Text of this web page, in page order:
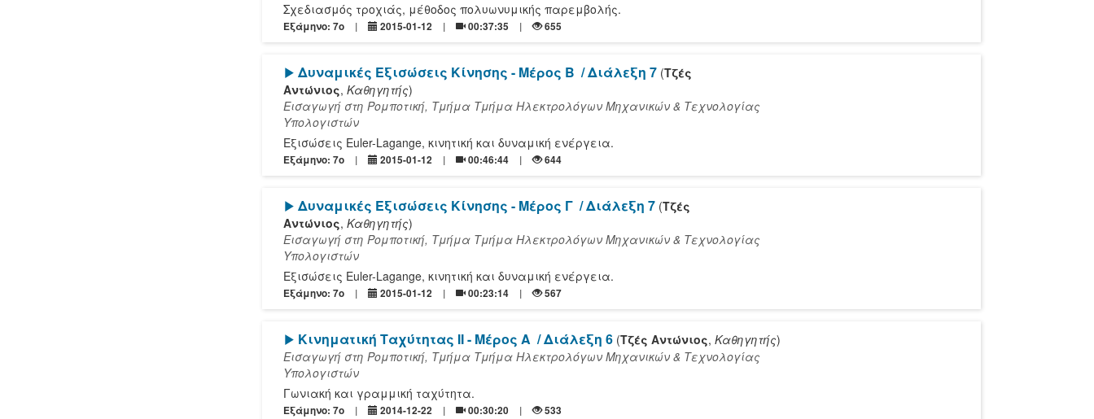
Σχεδιασμός τροχιάς, μέθοδος πολυωνυμικής παρεμβολής.
Εξάμηνο: 7o 2015-01-12 00:37:35 655
[Play]
Δυναμικές Εξισώσεις Κίνησης - Μέρος Β / Διάλεξη 7 (Τζές
Αντώνιος, Καθηγητής)
Εισαγωγή στη Ρομποτική, Τμήμα Τμήμα Ηλεκτρολόγων Μηχανικών & Τεχνολογίας
Υπολογιστών
Eξισώσεις Euler-Lagange, κινητική και δυναμική ενέργεια.
Εξάμηνο: 7o 2015-01-12 00:46:44 644
[Play]
Δυναμικές Εξισώσεις Κίνησης - Μέρος Γ / Διάλεξη 7 (Τζές
Αντώνιος, Καθηγητής)
Εισαγωγή στη Ρομποτική, Τμήμα Τμήμα Ηλεκτρολόγων Μηχανικών & Τεχνολογίας
Υπολογιστών
Eξισώσεις Euler-Lagange, κινητική και δυναμική ενέργεια.
Εξάμηνο: 7o 2015-01-12 00:23:14 567
[Play]
Κινηματική Ταχύτητας ΙΙ - Μέρος Α / Διάλεξη 6 (Τζές Αντώνιος, Καθηγητής)
Εισαγωγή στη Ρομποτική, Τμήμα Τμήμα Ηλεκτρολόγων Μηχανικών & Τεχνολογίας
Υπολογιστών
Γωνιακή και γραμμική ταχύτητα.
Εξάμηνο: 7o 2014-12-22 00:30:20 533